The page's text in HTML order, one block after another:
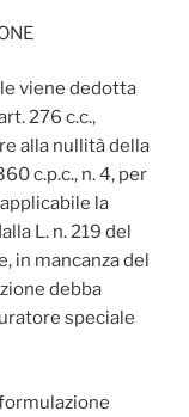
viene dedotta
276 c.c.,
alla nullità della
c.p.c., n. 4, per
la
L. n. 219 del
in mancanza del
debba
speciale